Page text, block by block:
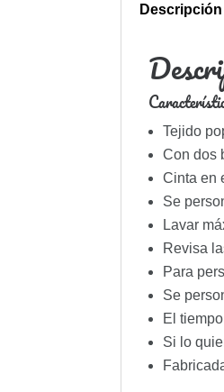
Descripción
Tejido
Con dos
Cinta en
Se
Lavar
Revisa
Para
Se
El
Si lo